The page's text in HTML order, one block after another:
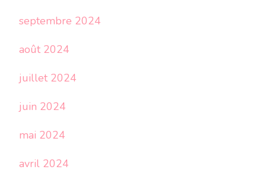
septembre 2024
août 2024
juillet 2024
juin 2024
mai 2024
avril 2024